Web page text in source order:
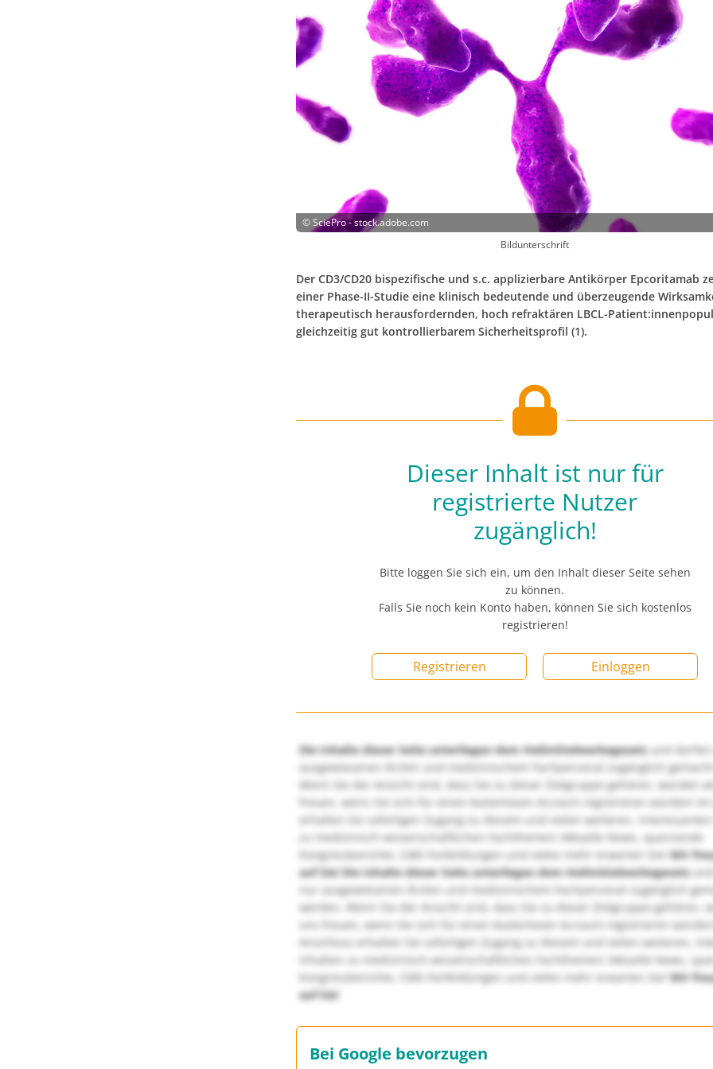
©SciePro - stock.adobe.com
Bildunterschrift
Der CD3/CD20 bispezifische und s.c. applizierbare Antikörper Epcoritamab
einer Phase-II-Studie eine klinisch bedeutende und überzeugende
therapeutisch herausfordernden, hoch refraktären LBCL-
gleichzeitig gut kontrollierbarem Sicherheitsprofil (1).
Dieser Inhalt ist nur für
registrierte Nutzer
zugänglich!
Bitte loggen Sie sich ein, um den Inhalt dieser Seite sehen
zu können.
Falls Sie noch kein Konto haben, können Sie sich kostenlos
registrieren!
Registrieren Einloggen
Die Inhalte dieser Seite unterliegen dem Heilmittelwerbegesetzund
ausgewiesenen Ärzten und medizinischem Fachpersonal zugänglich
Wenn Sie der Ansicht sind, dass Sie zu dieser Zielgruppe gehören, würden
freuen, wenn Sie sich für einen kostenlosen Account registrieren würden!
erhalten Sie sofortigen Zugang zu diesem und vielen weiteren,
zu medizinisch-wissenschaftlichen Fachthemen! Aktuelle News, spannende
Kongressberichte, CME-Fortbildungen und vieles mehr erwarten Sie!Wir
auf Sie! Die Inhalte dieser Seite unterliegen dem Heilmittelwerbegesetz
nur ausgewiesenen Ärzten und medizinischem Fachpersonal zugänglich
werden. Wenn Sie der Ansicht sind, dass Sie zu dieser Zielgruppe gehören,
uns freuen, wenn Sie sich für einen kostenlosen Account registrieren
Anschluss erhalten Sie sofortigen Zugang zu diesem und vielen weiteren,
Inhalten zu medizinisch-wissenschaftlichen Fachthemen! Aktuelle News,
Kongressberichte, CME-Fortbildungen und vieles mehr erwarten Sie! Wir
auf Sie!
Bei Google bevorzugen